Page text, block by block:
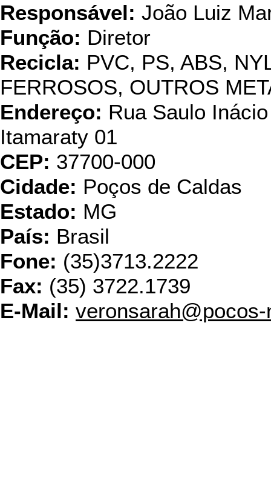
Responsável: João Luiz
Função: Diretor
Recicla: PVC, PS, ABS,
FERROSOS, OUTROS
Endereço: Rua Saulo
Itamaraty 01
CEP: 37700-000
Cidade: Poços de Caldas
Estado: MG
País: Brasil
Fone: (35)3713.2222
Fax: (35) 3722.1739
E-Mail: